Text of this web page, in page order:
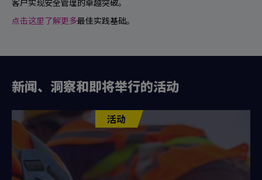
客户实现安全管理的卓越突破。
点击这里了解更多最佳实践基础。
新闻、洞察和即将举行的活动
活动